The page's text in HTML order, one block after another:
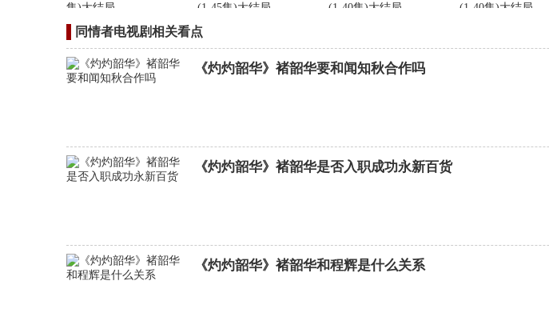
集)大结局
(1-45集)大结局
(1-40集)大结局
(1-40集)大结局
同情者电视剧相关看点
《灼灼韶华》褚韶华要和闻知秋合作吗
《灼灼韶华》褚韶华是否入职成功永新百货
《灼灼韶华》褚韶华和程辉是什么关系